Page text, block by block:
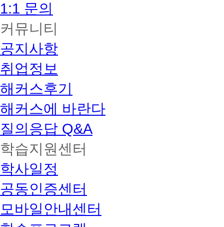
1:1 문의
커뮤니티
공지사항
취업정보
해커스후기
해커스에 바란다
질의응답 Q&A
학습지원센터
학사일정
공동인증센터
모바일안내센터